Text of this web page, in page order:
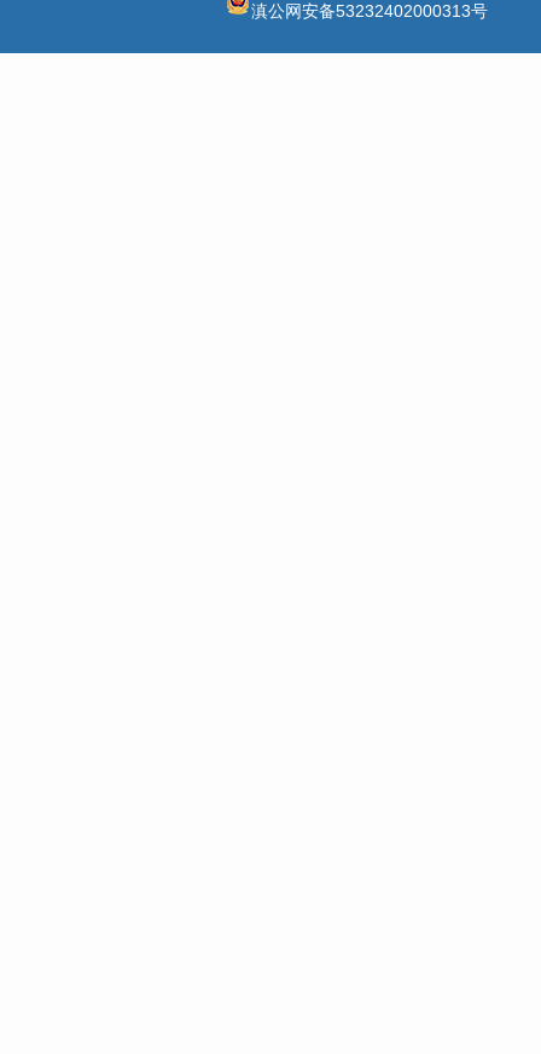
滇公网安备53232402000313号